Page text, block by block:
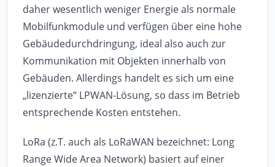
daher wesentlich weniger Energie als normale
Mobilfunkmodule und verfügen über eine hohe
Gebäudedurchdringung, ideal also auch zur
Kommunikation mit Objekten innerhalb von
Gebäuden. Allerdings handelt es sich um eine
„lizenzierte“ LPWAN-Lösung, so dass im Betrieb
entsprechende Kosten entstehen.
LoRa (z.T. auch als LoRaWAN bezeichnet: Long
Range Wide Area Network) basiert auf einer